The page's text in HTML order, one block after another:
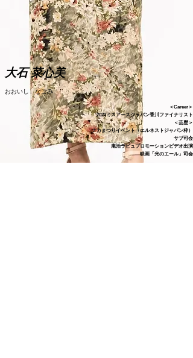
大石 菜心美
​おおいし なごみ
​​＜Career＞
2023ミスアースジャパン香川ファイナリスト
＜芸歴＞
ナカまつりイベント（エルネストジャパン枠）
サブ司会
​庵治ラビュプロモーションビデオ出演
​映画「光のエール」司会